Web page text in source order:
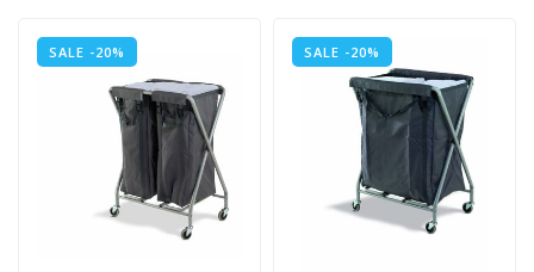
SALE -20% SALE -20%